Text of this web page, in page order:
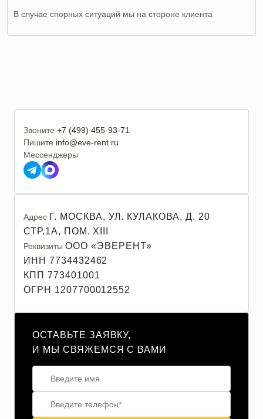
В случае спорных ситуаций мы на стороне клиента
Звоните +7 (499) 455-93-71
Пишите info@eve-rent.ru
Мессенджеры
Адрес Г. МОСКВА, УЛ. КУЛАКОВА, Д. 20
СТР.1А, ПОМ. XIII
Реквизиты ООО «ЭВЕРЕНТ»
ИНН 7734432462
КПП 773401001
ОГРН 1207700012552
ОСТАВЬТЕ ЗАЯВКУ,
И МЫ СВЯЖЕМСЯ С ВАМИ